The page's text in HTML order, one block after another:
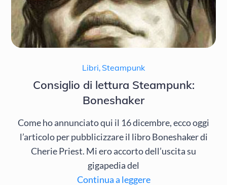
Libri Steampunk
Consiglio di lettura Steampunk:
Boneshaker
Come ho annunciato qui il 16 dicembre, ecco oggi
l’articolo per pubblicizzare il libro Boneshaker di
Cherie Priest. Mi ero accorto dell’uscita su
gigapedia del
Continua a leggere